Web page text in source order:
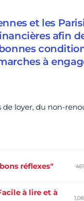
et les
afin
à
de loyer, du non-
réflexes"
à lire et à